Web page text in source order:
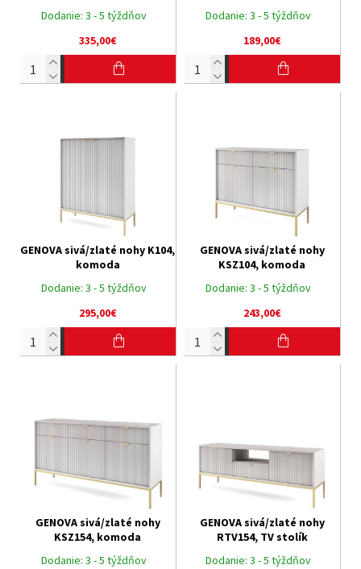
Dodanie: 3 - 5 týždňov
335,00€
Dodanie: 3 - 5 týždňov
189,00€
Dodanie: 3 - 5 týždňov
GENOVA sivá/zlaté nohy K104,
komoda
295,00€
Dodanie: 3 - 5 týždňov
GENOVA sivá/zlaté nohy
KSZ104, komoda
243,00€
Dodanie: 3 - 5 týždňov
GENOVA sivá/zlaté nohy
KSZ154, komoda
Dodanie: 3 - 5 týždňov
GENOVA sivá/zlaté nohy
RTV154, TV stolík